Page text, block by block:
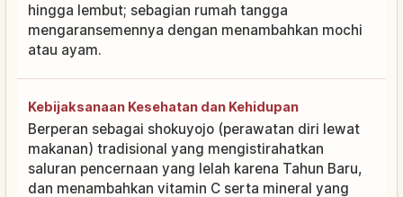
hingga lembut; sebagian rumah tangga
mengaransemennya dengan menambahkan mochi
atau ayam.
Kebijaksanaan Kesehatan dan Kehidupan
Berperan sebagai shokuyojo (perawatan diri lewat
makanan) tradisional yang mengistirahatkan
saluran pencernaan yang lelah karena Tahun Baru,
dan menambahkan vitamin C serta mineral yang